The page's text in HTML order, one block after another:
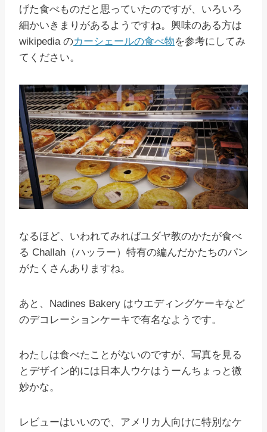
げた食べものだと思っていたのですが、いろいろ
細かいきまりがあるようですね。興味のある方は
wikipedia のカーシェールの食べ物を参考にしてみ
てください。
なるほど、いわれてみればユダヤ教のかたが食べ
る Challah（ハッラー）特有の編んだかたちのパン
がたくさんありますね。
あと、Nadines Bakery はウエディングケーキなど
のデコレーションケーキで有名なようです。
わたしは食べたことがないのですが、写真を見る
とデザイン的には日本人ウケはうーんちょっと微
妙かな。
レビューはいいので、アメリカ人向けに特別なケ